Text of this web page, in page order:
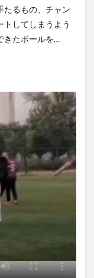
から】オービスかと
野生の炊飯器で草
から】整備士が2度
の少年にとって忘れ
経験になったな」危
(5/20)
コが目の前にいた。
を投げるフリをす
20)
野球の天才大谷翔平
のサヨナラ爆発！4
20)
のカンチョーワロタ
(5/20)
たるもの、チャン
トしてしまうよう
きたボールを…